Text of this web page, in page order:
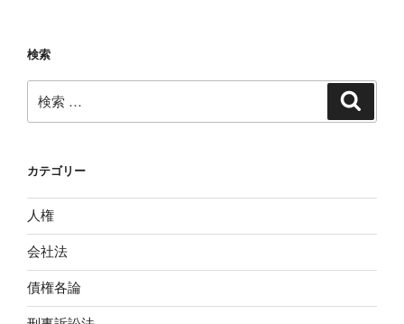
ン
検索
索:
カテゴリー
人権
会社法
債権各論